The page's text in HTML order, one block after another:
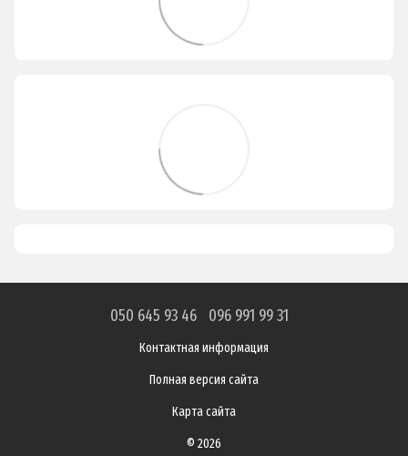
050 645 93 46 096 991 99 31
Контактная информация
Полная версия сайта
Карта сайта
© 2026